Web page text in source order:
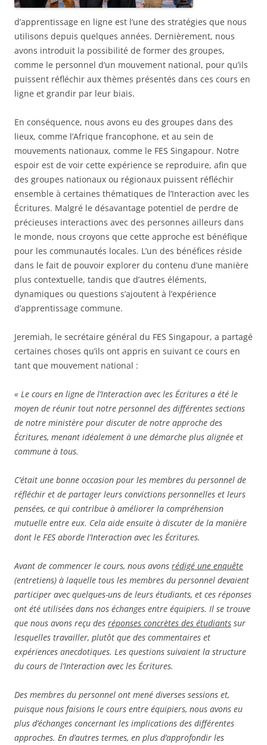
d’apprentissage en ligne est l’une des stratégies que nous
utilisons depuis quelques années. Dernièrement, nous
avons introduit la possibilité de former des groupes,
comme le personnel d’un mouvement national, pour qu’ils
puissent réfléchir aux thèmes présentés dans ces cours en
ligne et grandir par leur biais.
En conséquence, nous avons eu des groupes dans des
lieux, comme l’Afrique francophone, et au sein de
mouvements nationaux, comme le FES Singapour. Notre
espoir est de voir cette expérience se reproduire, afin que
des groupes nationaux ou régionaux puissent réfléchir
ensemble à certaines thématiques de l’Interaction avec les
Écritures. Malgré le désavantage potentiel de perdre de
précieuses interactions avec des personnes ailleurs dans
le monde, nous croyons que cette approche est bénéfique
pour les communautés locales. L’un des bénéfices réside
dans le fait de pouvoir explorer du contenu d’une manière
plus contextuelle, tandis que d’autres éléments,
dynamiques ou questions s’ajoutent à l’expérience
d’apprentissage commune.
Jeremiah, le secrétaire général du FES Singapour, a partagé
certaines choses qu’ils ont appris en suivant ce cours en
tant que mouvement national :
« Le cours en ligne de l’Interaction avec les Écritures a été le
moyen de réunir tout notre personnel des différentes sections
de notre ministère pour discuter de notre approche des
Écritures, menant idéalement à une démarche plus alignée et
commune à tous.
C’était une bonne occasion pour les membres du personnel de
réfléchir et de partager leurs convictions personnelles et leurs
pensées, ce qui contribue à améliorer la compréhension
mutuelle entre eux. Cela aide ensuite à discuter de la manière
dont le FES aborde l’Interaction avec les Écritures.
Avant de commencer le cours, nous avons rédigé une enquête
(entretiens) à laquelle tous les membres du personnel devaient
participer avec quelques-uns de leurs étudiants, et ces réponses
ont été utilisées dans nos échanges entre équipiers. Il se trouve
que nous avons reçu des réponses concrètes des étudiants sur
lesquelles travailler, plutôt que des commentaires et
expériences anecdotiques. Les questions suivaient la structure
du cours de l’Interaction avec les Écritures.
Des membres du personnel ont mené diverses sessions et,
puisque nous faisions le cours entre équipiers, nous avons eu
plus d’échanges concernant les implications des différentes
approches. En d’autres termes, en plus d’approfondir les